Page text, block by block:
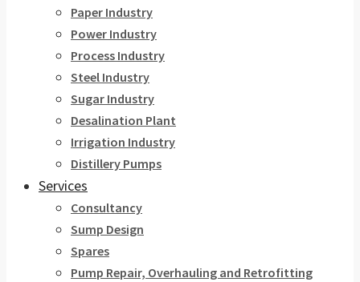
Paper Industry
Power Industry
Process Industry
Steel Industry
Sugar Industry
Desalination Plant
Irrigation Industry
Distillery Pumps
Services
Consultancy
Sump Design
Spares
Pump Repair, Overhauling and Retrofitting